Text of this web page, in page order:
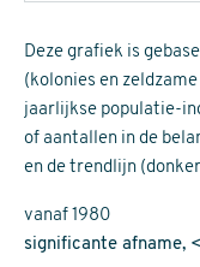
Deze grafiek is
(kolonies en
jaarlijkse populatie-
of aantallen in de
en de trendlijn
vanaf 1980
significante afname,